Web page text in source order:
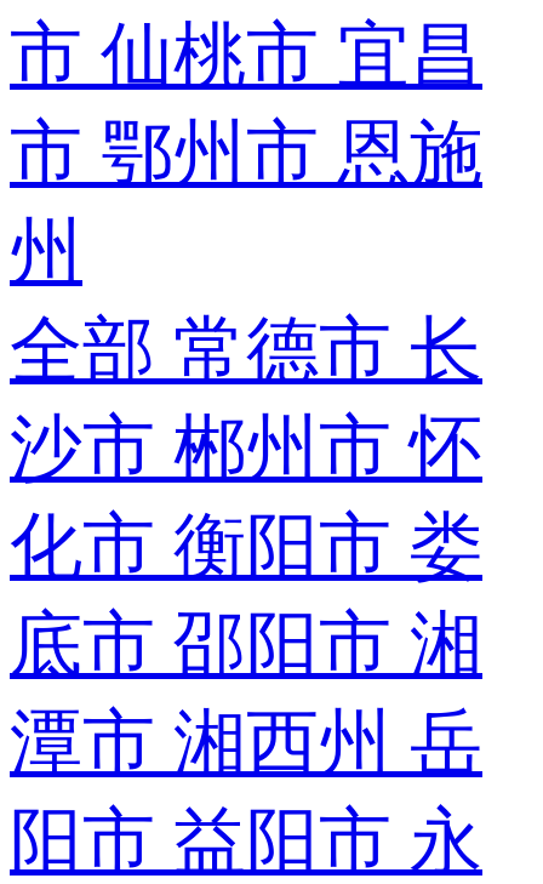
市 仙桃市 宜昌
市 鄂州市 恩施
州
全部 常德市 长
沙市 郴州市 怀
化市 衡阳市 娄
底市 邵阳市 湘
潭市 湘西州 岳
阳市 益阳市 永